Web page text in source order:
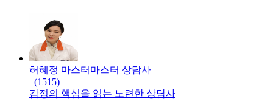
허혜정 마스터 마스터 상담사
(1515)
감정의 핵심을 읽는 노련한 상담사